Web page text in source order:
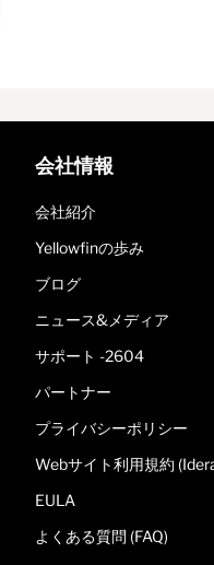
会社情報
会社紹介
Yellowfinの歩み
ブログ
ニュース&メディア
サポート -2604
パートナー
プライバシーポリシー
Webサイト利用規約
EULA
よくある質問 (FAQ)